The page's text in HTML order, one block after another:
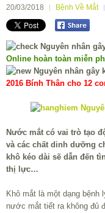
20/03/2018 Bệnh Về Mắt
Online hoàn toàn miễn
2016 Bính Thân cho 12
Nước mắt có vai trò tạo
và các chất dinh dưỡng
khô kéo dài sẽ dẫn đến
thị lực…
Khô mắt là một dạng
nước mắt tiết ra không đủ